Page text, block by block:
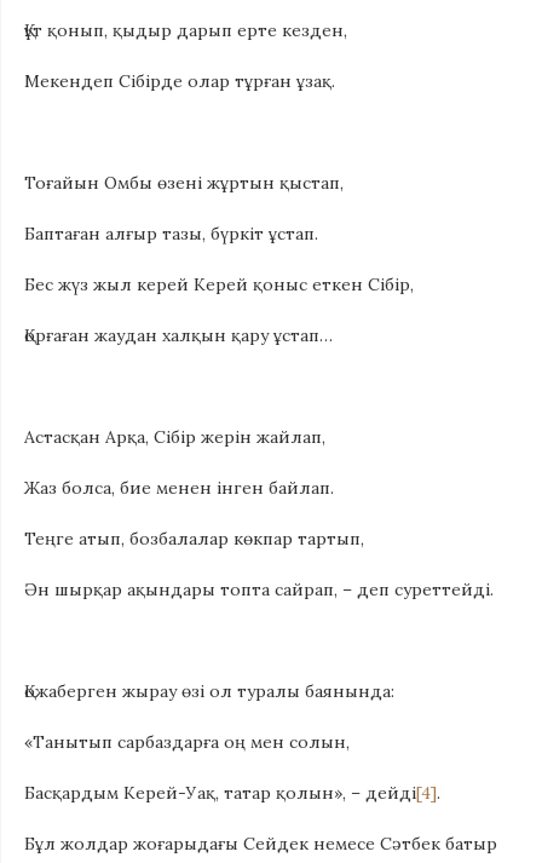
Құт қонып, қыдыр дарып ерте кезден,
Мекендеп Сібірде олар тұрған ұзақ.
Тоғайын Омбы өзені жұртын қыстап,
Баптаған алғыр тазы, бүркіт ұстап.
Бес жүз жыл керей Керей қоныс еткен Сібір,
Қорғаған жаудан халқын қару ұстап…
Астасқан Арқа, Сібір жерін жайлап,
Жаз болса, бие менен інген байлап.
Теңге атып, бозбалалар көкпар тартып,
Ән шырқар ақындары топта сайрап, – деп суреттейді.
Қожаберген жырау өзі ол туралы баянында:
«Танытып сарбаздарға оң мен солын,
Басқардым Керей-Уақ, татар қолын», – дейді[4].
Бұл жолдар жоғарыдағы Сейдек немесе Сәтбек батыр